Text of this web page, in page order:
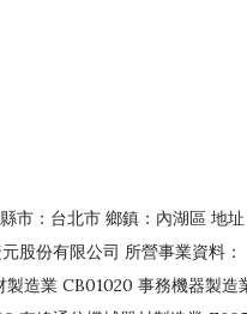
市：台北市 鄉鎮：內湖區 地
股份有限公司 所營事業資料
造業 CB01020 事務機器製造